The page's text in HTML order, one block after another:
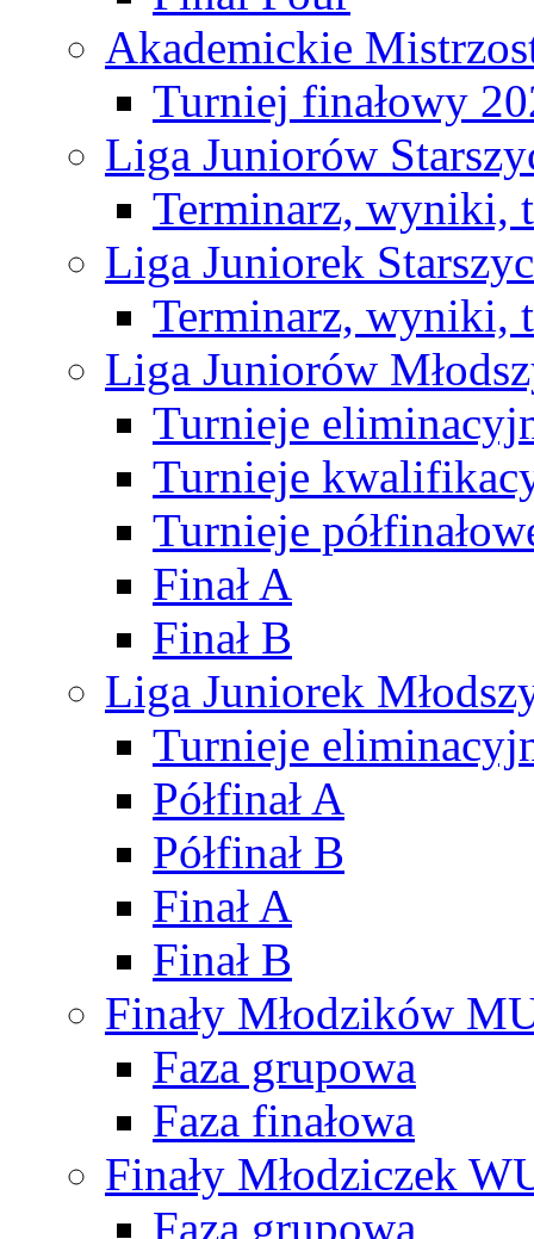
Akademickie
Turniej finałowy
Liga Juniorów
Terminarz, wyniki,
Liga Juniorek
Terminarz, wyniki,
Liga Juniorów
Turnieje
Turnieje
Turnieje
Finał A
Finał B
Liga Juniorek
Turnieje
Półfinał A
Półfinał B
Finał A
Finał B
Finały Młodzików
Faza grupowa
Faza finałowa
Finały Młodziczek
Faza grupowa